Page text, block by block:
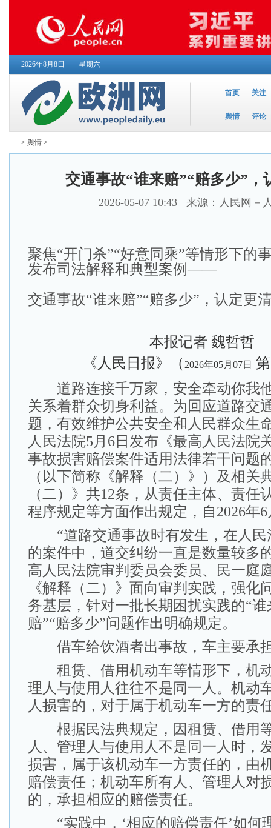
2026年8月8日 星期六
首页 关注
舆情 评论
> 舆情 >
交通事故“谁来赔”“赔多少”，
2026-05-07 10:43 来源：人民网－
聚焦“开门杀”“好意同乘”等情形下的
发布司法解释和典型案例——
交通事故“谁来赔”“赔多少”，认定更
本报记者 魏哲哲
《人民日报》（ 2026年05月07日
道路连接千万家，安全牵动你我
关系着群众切身利益。为回应道路交
题，有效维护公共安全和人民群众生
人民法院5月6日发布《最高人民法院
事故损害赔偿案件适用法律若干问题
（以下简称《解释（二）》）及相关
（二）》共12条，从责任主体、责任
程序规定等方面作出规定，自2026年
“道路交通事故时有发生，在人民
的案件中，道交纠纷一直是数量较多
高人民法院审判委员会委员、民一庭
《解释（二）》面向审判实践，强化
务基层，针对一批长期困扰实践的“谁
赔”“赔多少”问题作出明确规定。
借车给饮酒者出事故，车主要承
租赁、借用机动车等情形下，机
理人与使用人往往不是同一人。机动
人损害的，对于属于机动车一方的责
根据民法典规定，因租赁、借用
人、管理人与使用人不是同一人时，
损害，属于该机动车一方责任的，由
赔偿责任；机动车所有人、管理人对
的，承担相应的赔偿责任。
“实践中，‘相应的赔偿责任’如何